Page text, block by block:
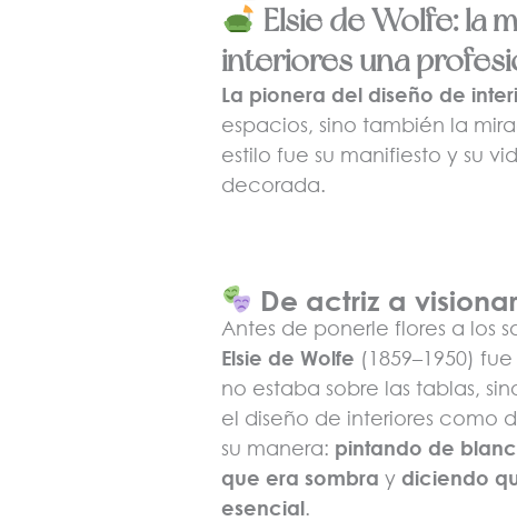
Elsie de Wolfe: la
interiores una
La pionera del diseño de
espacios, sino también la
estilo fue su manifiesto y su
decorada.
De actriz a
Antes de ponerle flores a los
Elsie de Wolfe (1859–1950)
no estaba sobre las tablas,
el diseño de interiores como
su manera: pintando de
que era sombra y diciendo
esencial.